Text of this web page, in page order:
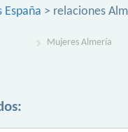
España > relaciones
Mujeres Almería